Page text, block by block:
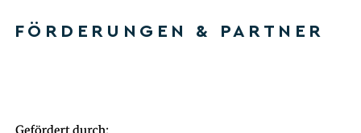
FÖRDERUNGEN & PARTNER